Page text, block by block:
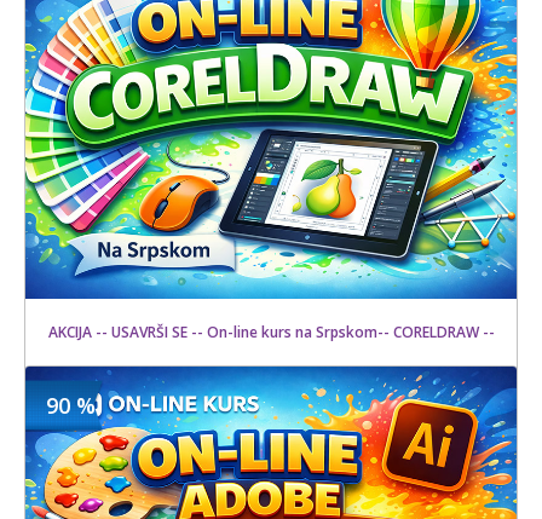
18 kom.
2500 din
AKCIJA -- USAVRŠI SE -- On-line kurs na Srpskom-- CORELDRAW --
Kupljeno
20 kom.
1500 din
15000 din
90 %